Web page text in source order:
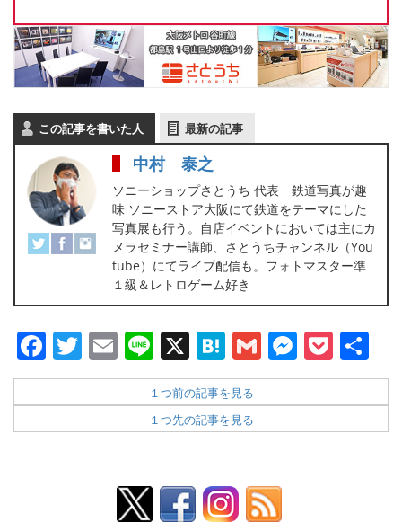
この記事を書いた人 最新の記事
中村 泰之
ソニーショップさとうち 代表 鉄道写真が趣
味 ソニーストア大阪にて鉄道をテーマにした
写真展も行う。自店イベントにおいては主にカ
メラセミナー講師、さとうちチャンネル（You
tube）にてライブ配信も。フォトマスター準
１級＆レトロゲーム好き
Facebook
Twitter
Email
Line
X Hatena
Gmail
有
１つ前の記事を見る
１つ先の記事を見る